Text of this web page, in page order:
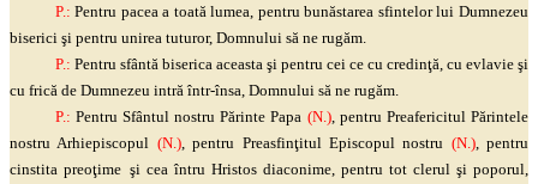
P.: Pentru pacea a toată lumea, pentru bunăstarea sfintelor lui Dumnezeu
biserici şi pentru unirea tuturor, Domnului să ne rugăm.
P.: Pentru sfântă biserica aceasta şi pentru cei ce cu credinţă , cu evlavie şi
cu frică de Dumnezeu intră într-însa, Domnului să ne rugăm.
P.: Pentru Sfântul nostru Părinte Papa (N.), pentru Preafericitul Părintele
nostru Arhiepiscopul (N.), pentru Preasfinţitul Episcopul nostru (N.), pentru
cinstita preoţime şi cea întru Hristos diaconime , pentru tot clerul şi poporul,